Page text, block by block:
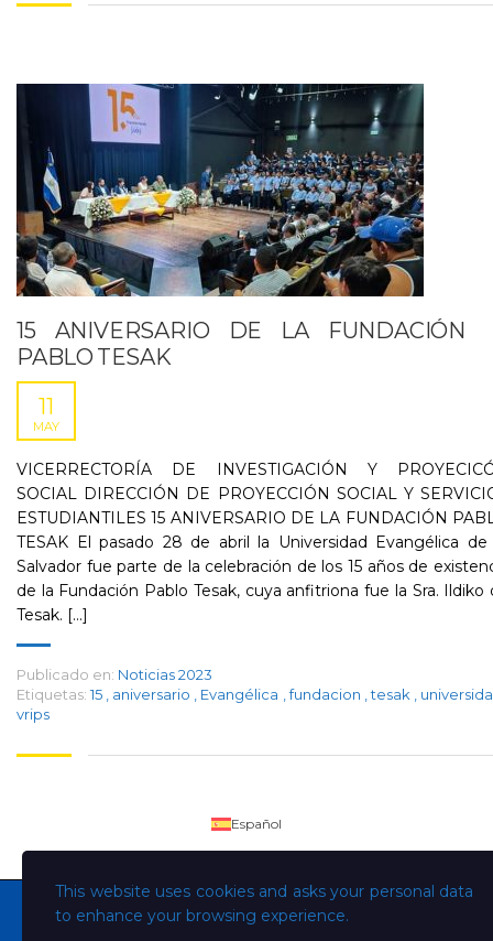
15 ANIVERSARIO DE LA FUNDACIÓN
PABLO TESAK
11
MAY
VICERRECTORÍA DE INVESTIGACIÓN Y
SOCIAL DIRECCIÓN DE PROYECCIÓN SOCIAL Y
ESTUDIANTILES 15 ANIVERSARIO DE LA FUNDACIÓN
TESAK El pasado 28 de abril la Universidad Evangélica de
Salvador fue parte de la celebración de los 15 años de
de la Fundación Pablo Tesak, cuya anfitriona fue la Sra. Ildiko
Tesak. [...]
Publicado en: Noticias 2023
Etiquetas: 15 aniversario Evangélica fundacion tesak
vrips
This website uses cookies and asks your personal data
to enhance your browsing experience.
Español